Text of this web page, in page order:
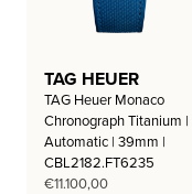
TAG HEUER
TAG Heuer Monaco
Chronograph Titanium |
Automatic | 39mm |
CBL2182.FT6235
€11.100,00